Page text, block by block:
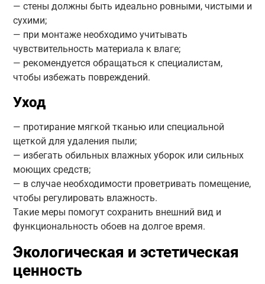
— стены должны быть идеально ровными, чистыми и
сухими;
— при монтаже необходимо учитывать
чувствительность материала к влаге;
— рекомендуется обращаться к специалистам,
чтобы избежать повреждений.
Уход
— протирание мягкой тканью или специальной
щеткой для удаления пыли;
— избегать обильных влажных уборок или сильных
моющих средств;
— в случае необходимости проветривать помещение,
чтобы регулировать влажность.
Такие меры помогут сохранить внешний вид и
функциональность обоев на долгое время.
Экологическая и эстетическая
ценность